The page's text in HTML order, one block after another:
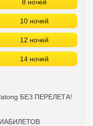
8 ночей
10 ночей
12 ночей
14 ночей
БЕЗ ПЕРЕЛЕТА!